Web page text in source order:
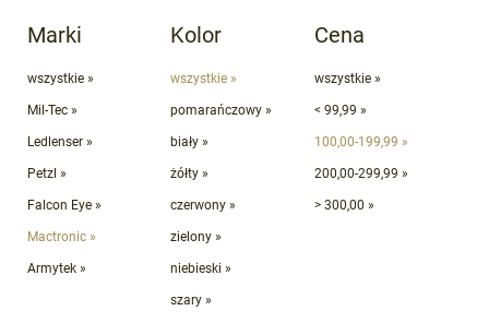
Marki
wszystkie »
Mil-Tec »
Ledlenser »
Petzl »
Falcon Eye »
Mactronic »
Armytek »
Kolor
wszystkie »
pomarańczowy »
biały »
żółty »
czerwony »
zielony »
niebieski »
szary »
Cena
wszystkie »
< 99,99 »
100,00-199,99 »
200,00-299,99 »
> 300,00 »